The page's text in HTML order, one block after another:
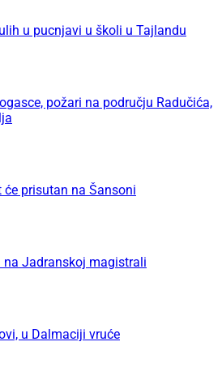
u pucnjavi u školi u Tajlandu
požari na području Radučića,
će prisutan na Šansoni
Jadranskoj magistrali
u Dalmaciji vruće